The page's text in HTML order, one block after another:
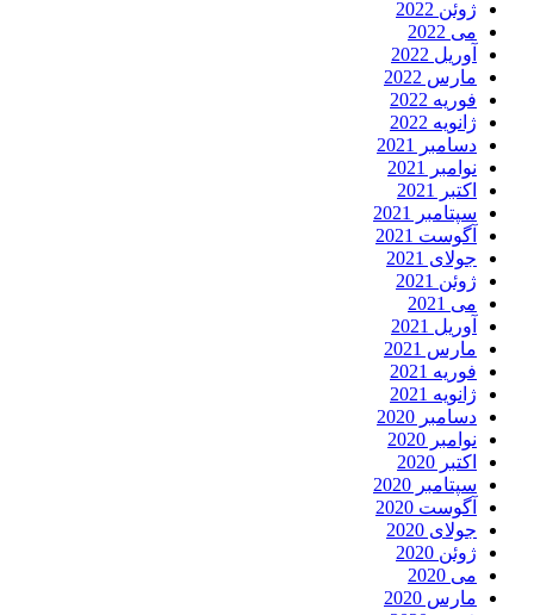
ژوئن 2022
می 2022
آوریل 2022
مارس 2022
فوریه 2022
ژانویه 2022
دسامبر 2021
نوامبر 2021
اکتبر 2021
سپتامبر 2021
آگوست 2021
جولای 2021
ژوئن 2021
می 2021
آوریل 2021
مارس 2021
فوریه 2021
ژانویه 2021
دسامبر 2020
نوامبر 2020
اکتبر 2020
سپتامبر 2020
آگوست 2020
جولای 2020
ژوئن 2020
می 2020
مارس 2020